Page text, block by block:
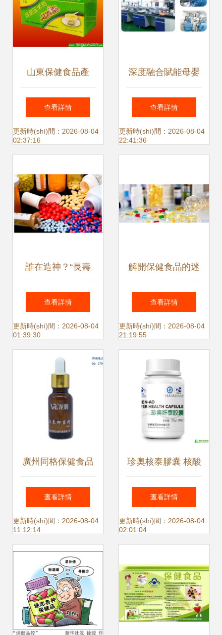
山東保健食品產
(chǎn)業(yè)的創
(chuàng)新之路 從
(yīng)鏈的全面解
讀
查看詳情
更新時(shí)間：2026-08-04
02:37:16
深度融合賦能母嬰
健康 | 啵啵熊攜手
小紅馬達(dá)成獨
合作
查看詳情
更新時(shí)間：2026-08-04
22:41:36
誰在造神？“長壽
藥”雙11翻500倍，
碾壓各大品牌拿第
一
查看詳情
更新時(shí)間：2026-08-04
01:39:30
解開保健食品的迷
霧 它能治病、普通
人需要吃嗎？
查看詳情
更新時(shí)間：2026-08-04
21:19:55
廣州同格保健食品
廠 主營 保健食品
oem odm 美
查看詳情
更新時(shí)間：2026-08-04
11:12:14
珍奧核泰膠囊 核酸
升級(jí)產(chǎn)
品，增強(qiáng)免
效果及功效全解析
查看詳情
更新時(shí)間：2026-08-04
02:01:04